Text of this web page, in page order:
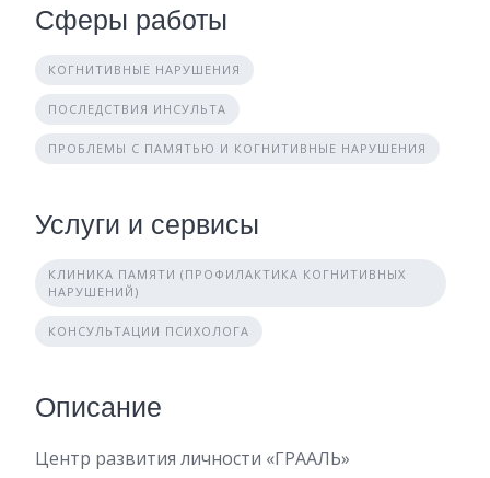
Сферы работы
КОГНИТИВНЫЕ НАРУШЕНИЯ
ПОСЛЕДСТВИЯ ИНСУЛЬТА
ПРОБЛЕМЫ С ПАМЯТЬЮ И КОГНИТИВНЫЕ НАРУШЕНИЯ
Услуги и сервисы
КЛИНИКА ПАМЯТИ (ПРОФИЛАКТИКА КОГНИТИВНЫХ
НАРУШЕНИЙ)
КОНСУЛЬТАЦИИ ПСИХОЛОГА
Описание
Центр развития личности «ГРААЛЬ»